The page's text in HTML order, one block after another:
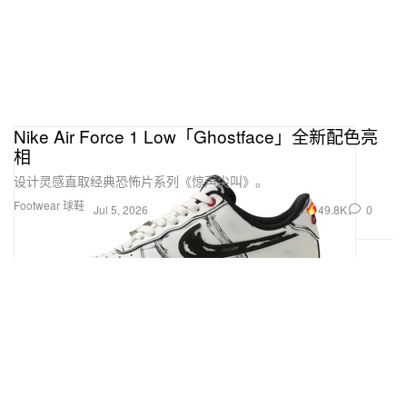
Footwear 球鞋
Nike Air Force 1 Low「Ghostface」全新配色亮
相
设计灵感直取经典恐怖片系列《惊声尖叫》。
Jul 5, 2026 49.8K 0